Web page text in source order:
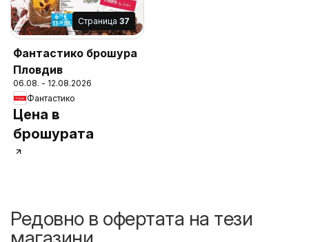
Cтраница 37
Фантастико брошура
Пловдив
06.08. - 12.08.2026
Фантастико
Цена в
брошурата
Редовно в офертата на тези